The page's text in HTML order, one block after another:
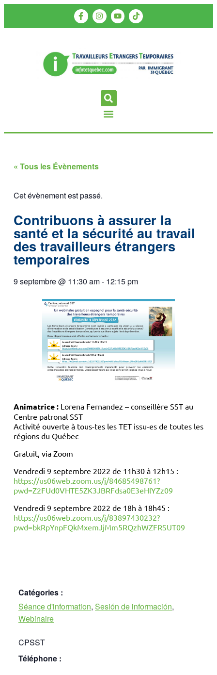
« Tous les Évènements
Cet évènement est passé.
Contribuons à assurer la
santé et la sécurité au travail
des travailleurs étrangers
temporaires
9 septembre@ 11:30 am- 12:15 pm
Animatrice : Lorena Fernandez – conseillère SST au
Centre patronal SST
Activité ouverte à tous-tes les TET issu-es de toutes les
régions du Québec
Gratuit, via Zoom
Vendredi 9 septembre 2022 de 11h30 à 12h15 :
https://us06web.zoom.us/j/84685498761?
pwd=Z2FUd0VHTE5ZK3JBRFdsa0E3eHlYZz09
Vendredi 9 septembre 2022 de 18h à 18h45 :
https://us06web.zoom.us/j/83897430232?
pwd=bkRpYnpFQkMxemJjMm5RQzhWZFRSUT09
Catégories :
Séance d'information, Sesión de información,
Webinaire
CPSST
Téléphone :